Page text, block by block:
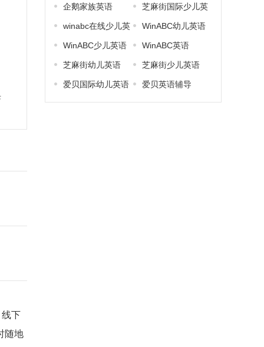
下
随地
企鹅家族英语
芝麻街国际少儿英
winabc在线少儿英
WinABC幼儿英语
WinABC少儿英语 WinABC英语
芝麻街幼儿英语 芝麻街少儿英语
爱贝国际幼儿英语 爱贝英语辅导